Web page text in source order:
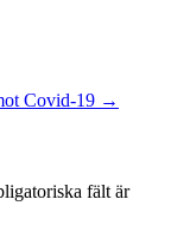
Covid-19 →
fält är